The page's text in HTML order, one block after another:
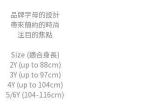
品牌字母的設計
帶來簡約的時尚
注目的焦點
Size (適合身長)
2Y (up to 88cm)
3Y (up to 97cm)
4Y (up to 104cm)
5/6Y (104-116cm)